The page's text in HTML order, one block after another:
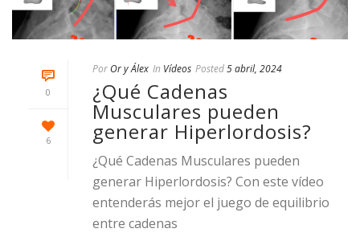
0
6
Por Or y Álex In Vídeos Posted5 abril, 2024
¿Qué Cadenas
Musculares pueden
generar Hiperlordosis?
¿Qué Cadenas Musculares pueden
generar Hiperlordosis? Con este vídeo
entenderás mejor el juego de equilibrio
entre cadenas